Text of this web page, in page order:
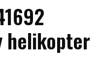
helikopter